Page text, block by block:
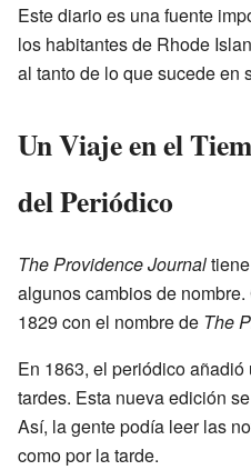
Este diario es una fuente
los habitantes de Rhode
al tanto de lo que sucede en
Un Viaje en el
del Periódico
The Providence Journal
algunos cambios de
1829 con el nombre de The
En 1863, el periódico
tardes. Esta nueva edición
Así, la gente podía leer las
como por la tarde.